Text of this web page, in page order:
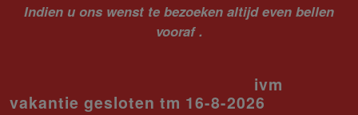
Indien u ons wenst te bezoeken altijd even bellen
vooraf .
ivm
vakantie gesloten tm 16-8-2026